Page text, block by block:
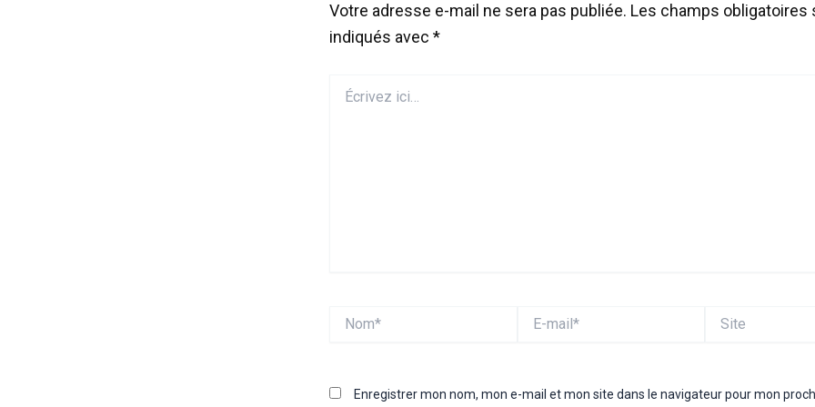
Votre adresse e-mail ne sera pas publiée. Les champs obligatoires
indiqués avec *
ici…
mail*
Enregistrer mon nom, mon e-mail et mon site dans le navigateur pour mon